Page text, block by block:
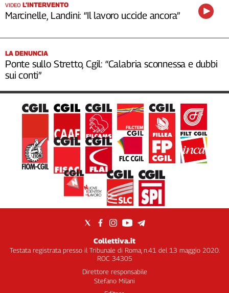
VIDEO L’INTERVENTO
Marcinelle, Landini: “Il lavoro uccide ancora”
LA DENUNCIA
Ponte sullo Stretto, Cgil: “Calabria sconnessa e dubbi
sui conti”
Collettiva.it
Testata registrata presso il Tribunale di Roma, n.41 del 13 maggio 2020.
ROC 34305
Direttore responsabile
Stefano Milani